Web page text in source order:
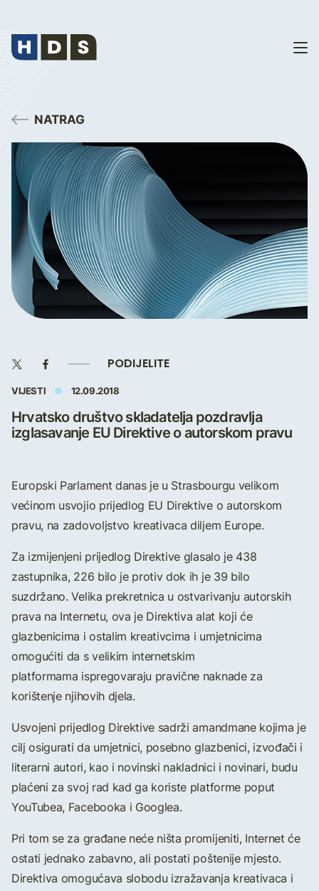
NATRAG
PODIJELITE
VIJESTI 12.09.2018
Hrvatsko društvo skladatelja pozdravlja
izglasavanje EU Direktive o autorskom pravu
Europski Parlament danas je u Strasbourgu velikom
većinom usvojio prijedlog EU Direktive o autorskom
pravu, na zadovoljstvo kreativaca diljem Europe.
Za izmijenjeni prijedlog Direktive glasalo je 438
zastupnika, 226 bilo je protiv dok ih je 39 bilo
suzdržano. Velika prekretnica u ostvarivanju autorskih
prava na Internetu, ova je Direktiva alat koji će
glazbenicima i ostalim kreativcima i umjetnicima
omogućiti da s velikim internetskim
platformama ispregovaraju pravične naknade za
korištenje njihovih djela.
Usvojeni prijedlog Direktive sadrži amandmane kojima je
cilj osigurati da umjetnici, posebno glazbenici, izvođači i
literarni autori, kao i novinski nakladnici i novinari, budu
plaćeni za svoj rad kad ga koriste platforme poput
YouTubea, Facebooka i Googlea.
Pri tom se za građane neće ništa promijeniti, Internet će
ostati jednako zabavno, ali postati poštenije mjesto.
Direktiva omogućava slobodu izražavanja kreativaca i